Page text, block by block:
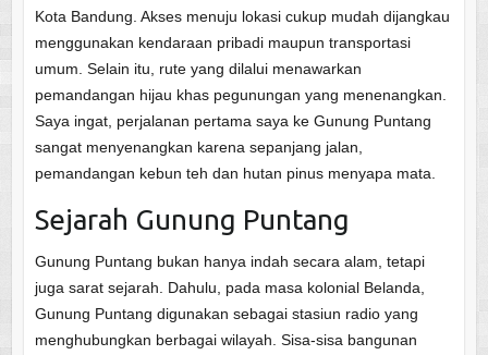
Kota Bandung. Akses menuju lokasi cukup mudah dijangkau
menggunakan kendaraan pribadi maupun transportasi
umum. Selain itu, rute yang dilalui menawarkan
pemandangan hijau khas pegunungan yang menenangkan.
Saya ingat, perjalanan pertama saya ke Gunung Puntang
sangat menyenangkan karena sepanjang jalan,
pemandangan kebun teh dan hutan pinus menyapa mata.
Sejarah Gunung Puntang
Gunung Puntang bukan hanya indah secara alam, tetapi
juga sarat sejarah. Dahulu, pada masa kolonial Belanda,
Gunung Puntang digunakan sebagai stasiun radio yang
menghubungkan berbagai wilayah. Sisa-sisa bangunan